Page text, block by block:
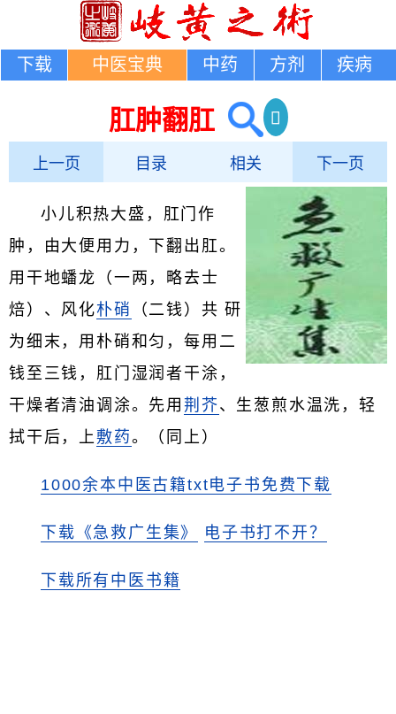
下载 中医宝典 中药 方剂 疾病
肛肿翻肛
上一页 目录 相关 下一页
小儿积热大盛，肛门作
肿，由大便用力，下翻出肛。
用干地蟠龙（一两，略去士
焙）、风化朴硝
（二钱）共 研
为细末，用朴硝和匀，每用二
钱至三钱，肛门湿润者干涂，
干燥者清油调涂。先用荆芥、生葱煎水温洗，轻
拭干后，上敷药。（同上）
1000余本中医古籍txt电子书免费下载
下载《急救广生集》 电子书打不开？
下载所有中医书籍